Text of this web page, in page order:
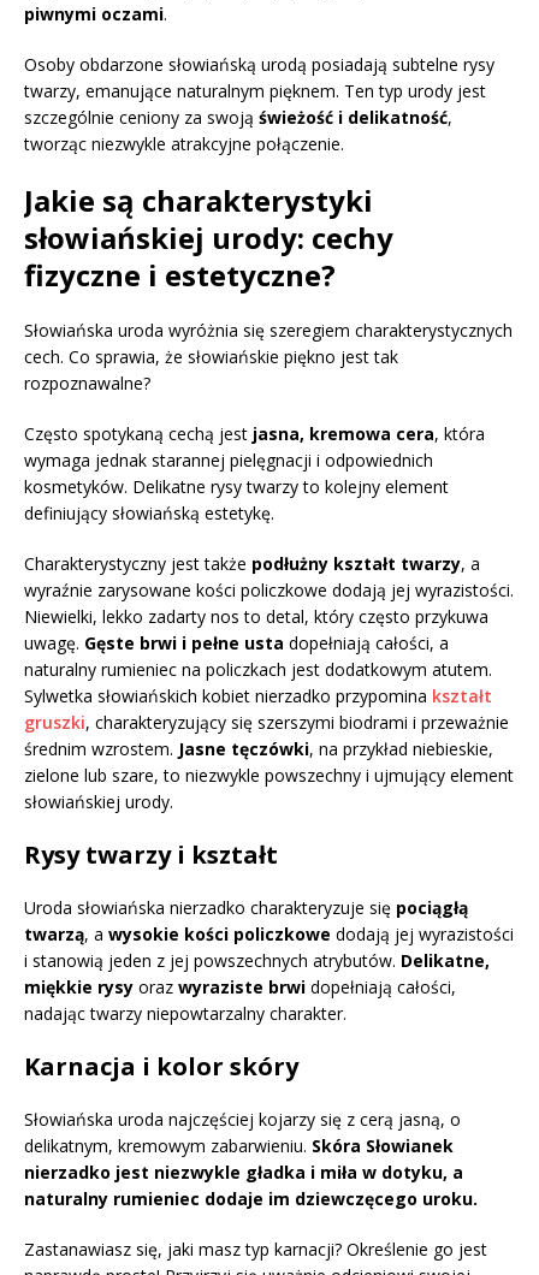
piwnymi oczami.
Osoby obdarzone słowiańską urodą posiadają subtelne rysy
twarzy, emanujące naturalnym pięknem. Ten typ urody jest
szczególnie ceniony za swoją świeżość i delikatność,
tworząc niezwykle atrakcyjne połączenie.
Jakie są charakterystyki
słowiańskiej urody: cechy
fizyczne i estetyczne?
Słowiańska uroda wyróżnia się szeregiem charakterystycznych
cech. Co sprawia, że słowiańskie piękno jest tak
rozpoznawalne?
Często spotykaną cechą jest jasna, kremowa cera, która
wymaga jednak starannej pielęgnacji i odpowiednich
kosmetyków. Delikatne rysy twarzy to kolejny element
definiujący słowiańską estetykę.
Charakterystyczny jest także podłużny kształt twarzy, a
wyraźnie zarysowane kości policzkowe dodają jej wyrazistości.
Niewielki, lekko zadarty nos to detal, który często przykuwa
uwagę. Gęste brwi i pełne usta dopełniają całości, a
naturalny rumieniec na policzkach jest dodatkowym atutem.
Sylwetka słowiańskich kobiet nierzadko przypomina kształt
gruszki, charakteryzujący się szerszymi biodrami i przeważnie
średnim wzrostem. Jasne tęczówki, na przykład niebieskie,
zielone lub szare, to niezwykle powszechny i ujmujący element
słowiańskiej urody.
Rysy twarzy i kształt
Uroda słowiańska nierzadko charakteryzuje się pociągłą
twarzą, a wysokie kości policzkowe dodają jej wyrazistości
i stanowią jeden z jej powszechnych atrybutów. Delikatne,
miękkie rysy oraz wyraziste brwi dopełniają całości,
nadając twarzy niepowtarzalny charakter.
Karnacja i kolor skóry
Słowiańska uroda najczęściej kojarzy się z cerą jasną, o
delikatnym, kremowym zabarwieniu. Skóra Słowianek
nierzadko jest niezwykle gładka i miła w dotyku, a
naturalny rumieniec dodaje im dziewczęcego uroku.
Zastanawiasz się, jaki masz typ karnacji? Określenie go jest